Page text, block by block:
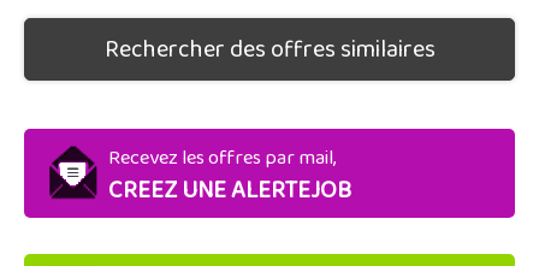
Rechercher des offres similaires
Recevez les offres par mail,
CREEZ UNE ALERTEJOB